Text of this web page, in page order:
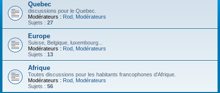
Quebec
discussions pour le Quebec.
Modérateurs : Rod Modérateurs
Sujets : 27
Europe
Suisse, Belgique, luxembourg...
Modérateurs : Rod Modérateurs
Sujets : 13
Afrique
Toutes discussions pour les habitants francophones d'Afrique.
Modérateurs : Rod Modérateurs
Sujets : 56